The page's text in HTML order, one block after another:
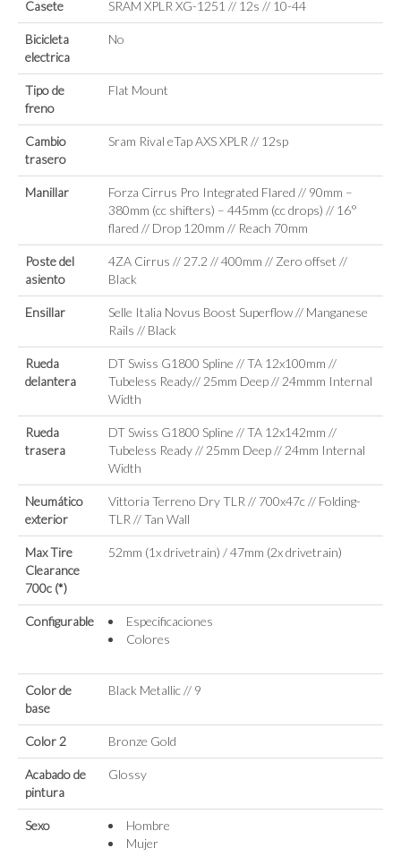
Casete SRAM XPLR XG-1251 // 12s // 10-44
Bicicleta
electrica
No
Tipo de
freno
Flat Mount
Cambio
trasero
Sram Rival eTap AXS XPLR // 12sp
Manillar
Forza Cirrus Pro Integrated Flared // 90mm –
380mm (cc shifters) – 445mm (cc drops) // 16°
flared // Drop 120mm // Reach 70mm
Poste del
asiento
4ZA Cirrus // 27.2 // 400mm // Zero offset //
Black
Ensillar
Selle Italia Novus Boost Superflow // Manganese
Rails // Black
Rueda
delantera
DT Swiss G1800 Spline // TA 12x100mm //
Tubeless Ready// 25mm Deep // 24mmm Internal
Width
Rueda
trasera
DT Swiss G1800 Spline // TA 12x142mm //
Tubeless Ready // 25mm Deep // 24mm Internal
Width
Neumático
exterior
Vittoria Terreno Dry TLR // 700x47c // Folding-
TLR // Tan Wall
Max Tire
Clearance
700c (*)
52mm (1x drivetrain) / 47mm (2x drivetrain)
Configurable
Especificaciones
Colores
Color de
base
Black Metallic // 9
Color 2 Bronze Gold
Acabado de
pintura
Glossy
Sexo
Hombre
Mujer